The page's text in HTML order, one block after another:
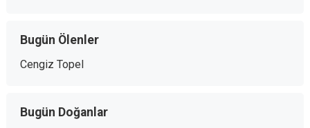
Bugün Ölenler
Cengiz Topel
Bugün Doğanlar